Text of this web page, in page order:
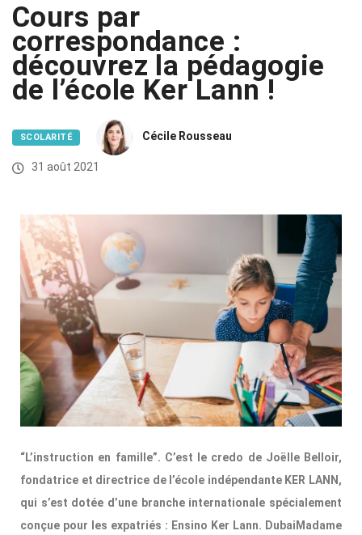
Cours par
correspondance :
découvrez la pédagogie
de l’école Ker Lann !
SCOLARITÉ Cécile Rousseau
31 août 2021
“L’instruction en famille”. C’est le credo de Joëlle Belloir,
fondatrice et directrice de l’école indépendante KER LANN,
qui s’est dotée d’une branche internationale spécialement
conçue pour les expatriés : Ensino Ker Lann. DubaiMadame